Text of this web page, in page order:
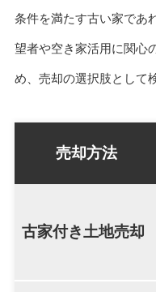
条件を満たす古い家であ
望者や空き家活用に関心
め、売却の選択肢として
売却方法
古家付き土地売却